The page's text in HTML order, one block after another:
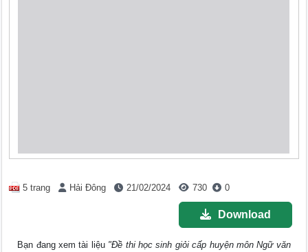
5 trang Hải Đông 21/02/2024 730 0
Download
Bạn đang xem tài liệu "Đề thi học sinh giỏi cấp huyện môn Ngữ văn